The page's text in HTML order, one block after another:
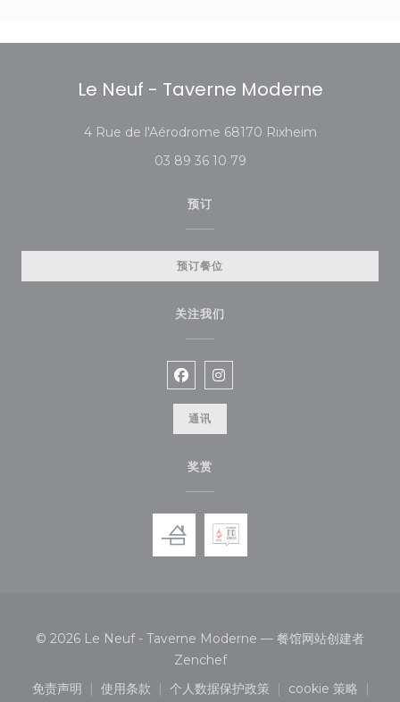
Le Neuf - Taverne Moderne
4 Rue de l'Aérodrome 68170 Rixheim((在新窗口中
03 89 36 10 79
预订
预订餐位
关注我们
Facebook ((在新窗口中打开))
Instagram ((在新窗口中打
通讯
奖赏
© 2026 Le Neuf - Taverne Moderne — 餐馆网站创建者
Zenchef((在新窗口中打开))
免责声明
((在新窗口中打开))
使用条款
((在新窗口中打开))
个人数据保护政策
((在新窗口中打开))
cookie 策略
((在新窗口